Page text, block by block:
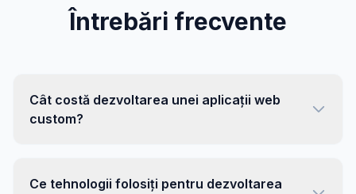
Întrebări frecvente
Cât costă dezvoltarea unei aplicații web
custom?
Ce tehnologii folosiți pentru dezvoltarea